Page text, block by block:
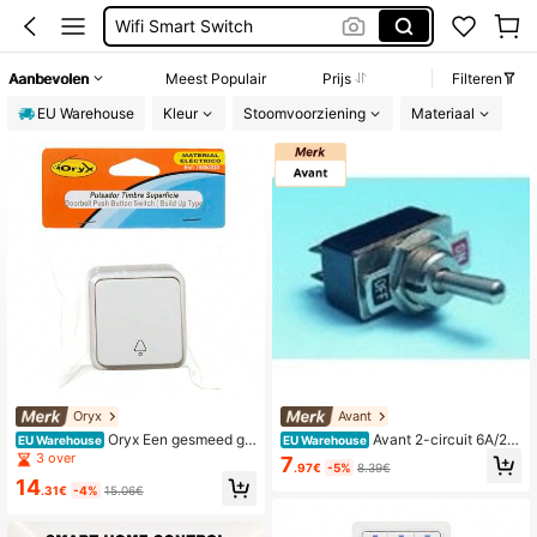
Licht Schakelaar
Aanbevolen Meest Populair Prijs
Filteren
EU Warehouse
Kleur Stoomvoorziening Materiaal
Oryx
EU Warehouse Oryx Een gesmeed ge
reedschap 19090020 deurbeldrukk
nop
3 over
14.31€ -4% 15.06€
Avant
EU Warehouse Avant 2-circuit 6A/25
0V aan/uit-tuimelschakelaar voor l
assen
7.97€ -5% 8.39€